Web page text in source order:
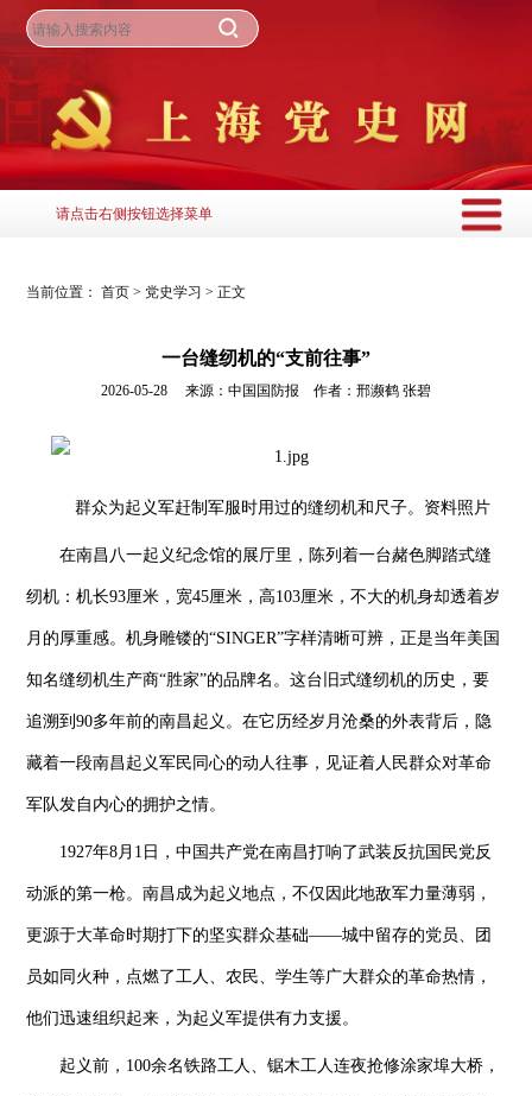
请点击右侧按钮选择菜单
当前位置： 首页>党史学习>正文
一台缝纫机的“支前往事”
2026-05-28 来源：中国国防报 作者：邢濒鹤 张碧
群众为起义军赶制军服时用过的缝纫机和尺子。资料照片
在南昌八一起义纪念馆的展厅里，陈列着一台赭色脚踏式缝
纫机：机长93厘米，宽45厘米，高103厘米，不大的机身却透着岁
月的厚重感。机身雕镂的“SINGER”字样清晰可辨，正是当年美国
知名缝纫机生产商“胜家”的品牌名。这台旧式缝纫机的历史，要
追溯到90多年前的南昌起义。在它历经岁月沧桑的外表背后，隐
藏着一段南昌起义军民同心的动人往事，见证着人民群众对革命
军队发自内心的拥护之情。
1927年8月1日，中国共产党在南昌打响了武装反抗国民党反
动派的第一枪。南昌成为起义地点，不仅因此地敌军力量薄弱，
更源于大革命时期打下的坚实群众基础——城中留存的党员、团
员如同火种，点燃了工人、农民、学生等广大群众的革命热情，
他们迅速组织起来，为起义军提供有力支援。
起义前，100余名铁路工人、锯木工人连夜抢修涂家埠大桥，